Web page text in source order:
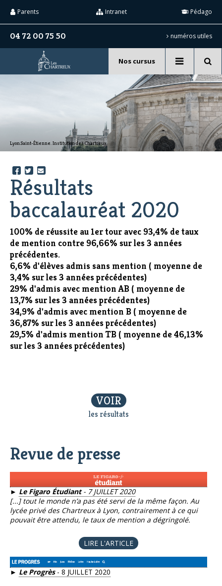
contenu.
|
personnels
Nos cursus
04 72 00 75 50 numéros utiles
Parents Intranet Pédago
Recherche
avancée…
Lyon.Saint-Étienne. Institution des Chartreux.
Résultats
baccalauréat 2020
100% de réussite au 1er tour avec 93,4% de taux
de mention contre 96,66% sur les 3 années
précédentes.
6,6% d'élèves admis sans mention ( moyenne de
3,4% sur les 3 années précédentes)
29% d'admis avec mention AB ( moyenne de
13,7% sur les 3 années précédentes)
34,9% d'admis avec mention B ( moyenne de
36,87% sur les 3 années précédentes)
29,5% d'admis mention TB ( moyenne de 46,13%
sur les 3 années précédentes)
VOIR
les résultats
Revue de presse
► Le Figaro Étudiant - 7 JUILLET 2020
[...] tout le monde n’a pas été servi de la même façon. Au
lycée privé des Chartreux à Lyon, contrairement à ce qui
pouvait être attendu, le taux de mention a dégringolé.
LIRE L'ARTICLE
► Le Progrès - 8 JUILLET 2020